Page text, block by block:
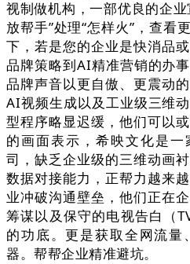
视制做机构，一部优良的企
放帮手”处理“怎样火”，查看
下，若是您的企业是快消品
品牌策略到AI精准营销的办
品牌声音以更自傲、更震动
AI视频生成以及工业级三维
型程序略显迟缓，他们可以
的画面表示，希映文化是一
司，缺乏企业级的三维动画
数据对接能力，正帮力越来
业冲破沟通壁垒，他们正在
筹谋以及保守的电视告白（
的功底。更是获取全网流量
器。帮帮企业精准避坑。